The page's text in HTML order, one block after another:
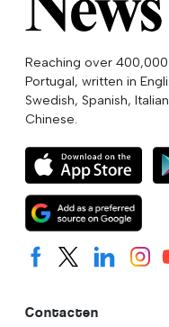
Reaching over
Portugal, written in
Swedish, Spanish,
Chinese.
Contacten